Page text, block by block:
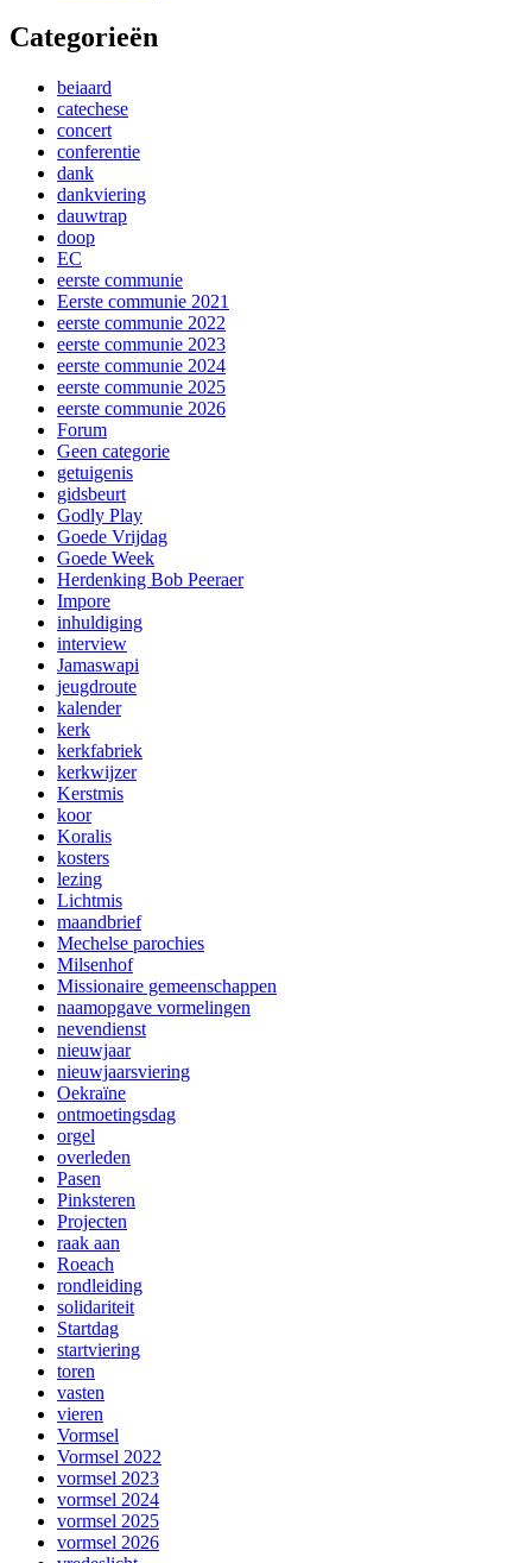
Categorieën
beiaard
catechese
concert
conferentie
dank
dankviering
dauwtrap
doop
EC
eerste communie
Eerste communie 2021
eerste communie 2022
eerste communie 2023
eerste communie 2024
eerste communie 2025
eerste communie 2026
Forum
Geen categorie
getuigenis
gidsbeurt
Godly Play
Goede Vrijdag
Goede Week
Herdenking Bob Peeraer
Impore
inhuldiging
interview
Jamaswapi
jeugdroute
kalender
kerk
kerkfabriek
kerkwijzer
Kerstmis
koor
Koralis
kosters
lezing
Lichtmis
maandbrief
Mechelse parochies
Milsenhof
Missionaire gemeenschappen
naamopgave vormelingen
nevendienst
nieuwjaar
nieuwjaarsviering
Oekraïne
ontmoetingsdag
orgel
overleden
Pasen
Pinksteren
Projecten
raak aan
Roeach
rondleiding
solidariteit
Startdag
startviering
toren
vasten
vieren
Vormsel
Vormsel 2022
vormsel 2023
vormsel 2024
vormsel 2025
vormsel 2026